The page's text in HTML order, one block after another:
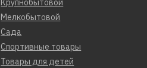
Крупнобытовой
Мелкобытовой
Сада
Спортивные товары
Товары для детей